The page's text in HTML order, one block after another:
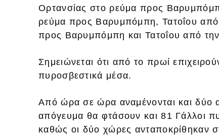
Ορτανσίας στο ρεύμα προς
ρεύμα προς Βαρυμπόμπη, Τατοΐου
προς Βαρυμπόμπη και Τατοΐου από
Σημειώνεται ότι από το πρωί
πυροσβεστικά μέσα.
Από ώρα σε ώρα αναμένονται και δύο
απόγευμα θα φτάσουν και 81 Γάλλοι
καθώς οι δύο χώρες ανταποκρίθηκαν